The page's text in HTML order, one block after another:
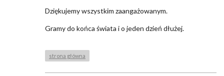
Dziękujemy wszystkim zaangażowanym.
Gramy do końca świata i o jeden dzień dłużej.
strona główna